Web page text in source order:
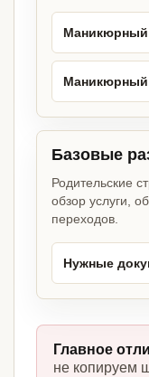
Маникюрный
Маникюрный
Базовые
Родительские
обзор услуги,
переходов.
Нужные
Главное
не копируем